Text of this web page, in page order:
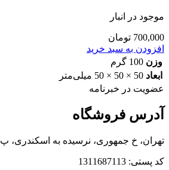
موجود در انبار
700,000 تومان
افزودن به سبد خرید
وزن 100 گرم
ابعاد 50 × 50 × 50 میلی‌متر
عضویت در خبرنامه
آدرس فروشگاه
تهران، خ جمهوری، نرسیده به اسکندری، پ 1411، واحد 1
کد پستی: 1311687113